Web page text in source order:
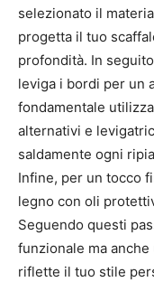
selezionato il
progetta il tuo
profondità. In
leviga i bordi per un
fondamentale
alternativi e
saldamente ogni
Infine, per un tocco
legno con oli
Seguendo questi
funzionale ma anche
riflette il tuo stile